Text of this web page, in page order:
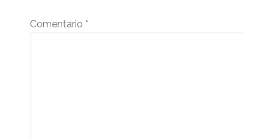
Comentario *